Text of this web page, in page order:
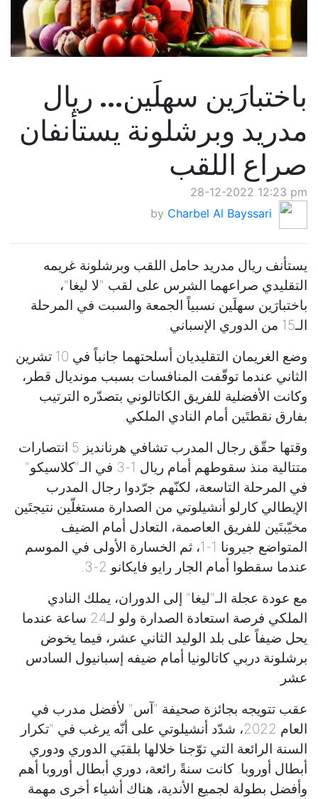
باختبارَين سهلَين... ريال
مدريد وبرشلونة يستأنفان
صراع اللقب
28-12-2022 12:23 pm
by Charbel Al Bayssari
يستأنف ريال مدريد حامل اللقب وبرشلونة غريمه
التقليدي صراعهما الشرس على لقب "لا ليغا"،
باختبارَين سهلَين نسبياً الجمعة والسبت في المرحلة
الـ15 من الدوري الإسباني.
وضع الغريمان التقليديان أسلحتهما جانباً في 10 تشرين
الثاني عندما توقّفت المنافسات بسبب مونديال قطر،
وكانت الأفضلية للفريق الكاتالوني بتصدّره الترتيب
بفارق نقطتَين أمام النادي الملكي.
وقتها حقّق رجال المدرب تشافي هرنانديز 5 انتصارات
متتالية منذ سقوطهم أمام ريال 1-3 في الـ"كلاسيكو"
في المرحلة التاسعة، لكنّهم جرّدوا رجال المدرب
الإيطالي كارلو أنشيلوتي من الصدارة مستغلّين نتيجتَين
مخيّبتَين للفريق العاصمة، التعادل أمام الضيف
المتواضع جيرونا 1-1، ثم الخسارة الأولى في الموسم
عندما سقطوا أمام الجار رايو فايكانو 2-3.
مع عودة عجلة الـ"ليغا" إلى الدوران، يملك النادي
الملكي فرصة استعادة الصدارة ولو لـ24 ساعة عندما
يحل ضيفاً على بلد الوليد الثاني عشر، فيما يخوض
برشلونة دربي كاتالونيا أمام ضيفه إسبانيول السادس
عشر.
عقب تتويجه بجائزة صحيفة "آس" لأفضل مدرب في
العام 2022، شدّد أنشيلوتي على أنّه يرغب في "تكرار
السنة الرائعة التي توّجنا خلالها بلقبَي الدوري ودوري
أبطال أوروبا. كانت سنةً رائعة، دوري أبطال أوروبا أهم
وأفضل بطولة لجميع الأندية، هناك أشياء أخرى مهمة